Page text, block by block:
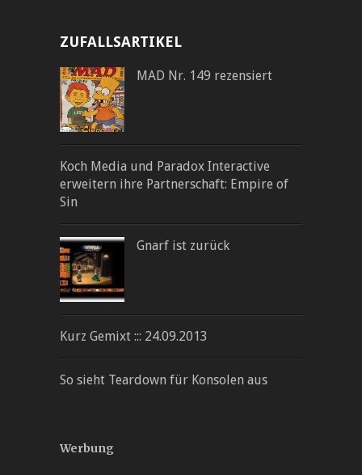
ZUFALLSARTIKEL
MAD Nr. 149 rezensiert
Koch Media und Paradox Interactive
erweitern ihre Partnerschaft: Empire of
Sin
Gnarf ist zurück
Kurz Gemixt ::: 24.09.2013
So sieht Teardown für Konsolen aus
Werbung